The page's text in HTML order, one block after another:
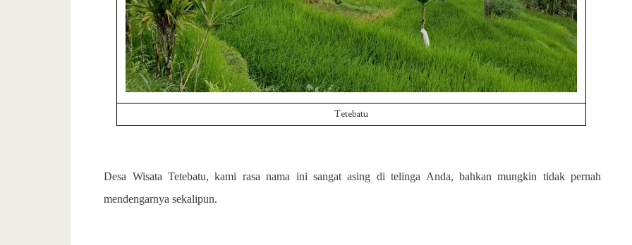
Tetebatu
Desa Wisata Tetebatu, kami rasa nama ini sangat asing di telinga Anda, bahkan mungkin tidak pernah
mendengarnya sekalipun.